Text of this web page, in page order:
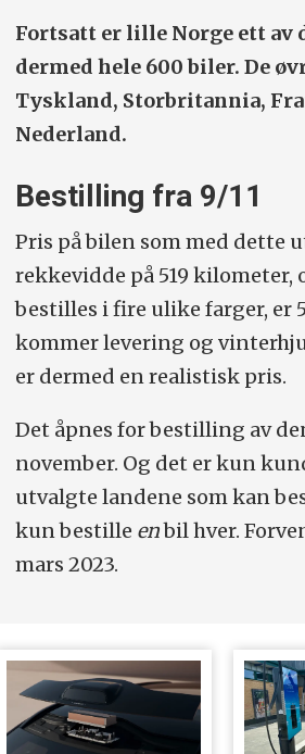
Fortsatt er lille Norge ett av
dermed hele 600 biler. De
Tyskland, Storbritannia,
Nederland.
Bestilling fra 9/11
Pris på bilen som med dette
rekkevidde på 519 kilometer,
bestilles i fire ulike farger, er
kommer levering og
er dermed en realistisk pris.
Det åpnes for bestilling av
november. Og det er kun
utvalgte landene som kan
kun bestille enbil hver.
mars 2023.